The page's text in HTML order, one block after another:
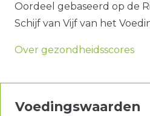
Oordeel gebaseerd op de
Schijf van Vijf van het
Over gezondheidsscores
Voedingswaarden